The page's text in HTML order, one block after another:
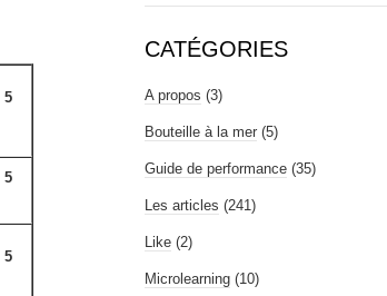
5
5
5
CATÉGORIES
A propos (3)
Bouteille à la mer (5)
Guide de performance (35)
Les articles (241)
Like (2)
Microlearning (10)